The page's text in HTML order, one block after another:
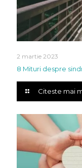
2 martie 2023
8 Mituri despre
Citeste mai